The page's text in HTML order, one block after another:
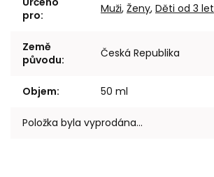
pro: Muži, Ženy, Děti od 3 let
Země
původu: Česká Republika
Objem: 50 ml
Položka byla vyprodána…